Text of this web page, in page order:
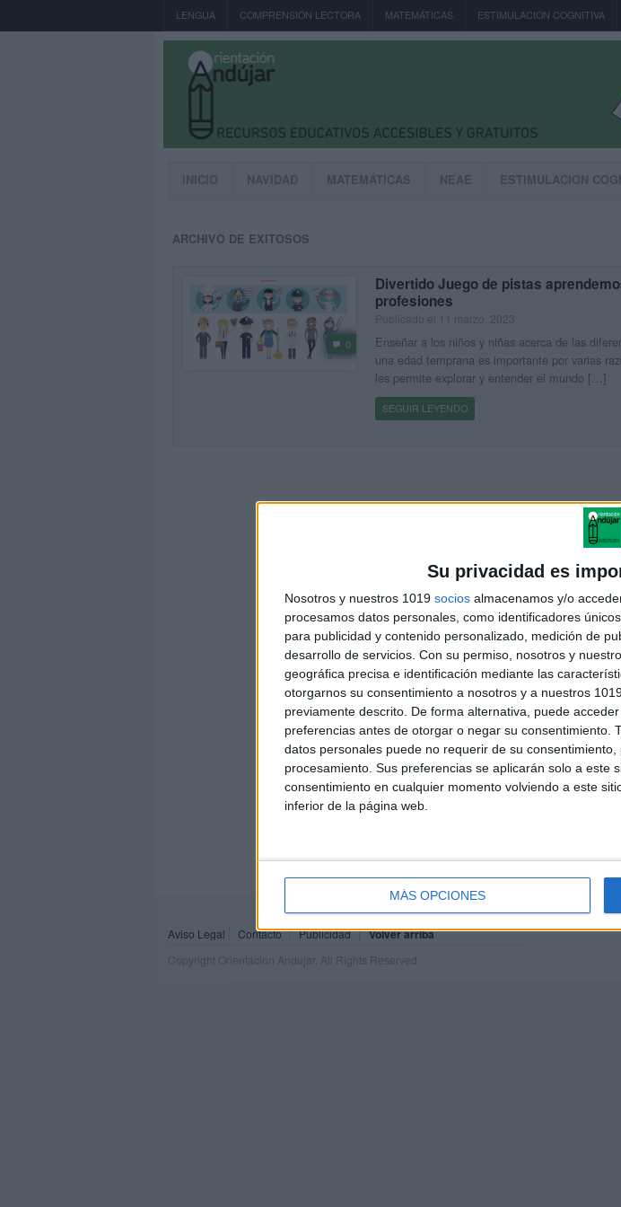
Su privacidad es
Nosotros y nuestros 1019 socios almacenamos y/o
procesamos datos personales, como identificadores
para publicidad y contenido personalizado, medición de
desarrollo de servicios. Con su permiso, nosotros y
geográfica precisa e identificación mediante las
otorgarnos su consentimiento a nosotros y a nuestros
previamente descrito. De forma alternativa, puede
preferencias antes de otorgar o negar su consentimiento.
datos personales puede no requerir de su
procesamiento. Sus preferencias se aplicarán solo a este
consentimiento en cualquier momento volviendo a este
inferior de la página web.
MÁS OPCIONES
LENGUA COMPRENSIÓN LECTORA MATEMÁTICAS ESTIMULACION COGNITIVA
INICIO NAVIDAD MATEMÁTICAS NEAE ESTIMULACION
ARCHIVO DE EXITOSOS
0
Divertido Juego de pistas
profesiones
Enseñar a los niños y niñas acerca de las
una edad temprana es importante por varias
les permite explorar y entender el mundo […]
SEGUIR LEYENDO
Aviso Legal Contacto Publicidad Volver arriba
Copyright Orientacion Andujar. All Rights Reserved